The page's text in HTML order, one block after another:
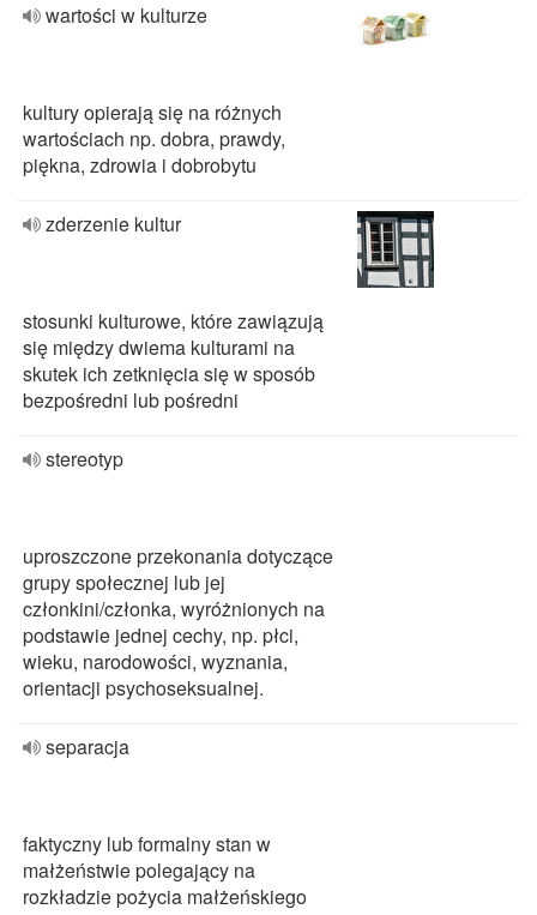
wartości w kulturze
kultury opierają się na różnych
wartościach np. dobra, prawdy,
piękna, zdrowia i dobrobytu
zderzenie kultur
stosunki kulturowe, które zawiązują
się między dwiema kulturami na
skutek ich zetknięcia się w sposób
bezpośredni lub pośredni
stereotyp
uproszczone przekonania dotyczące
grupy społecznej lub jej
członkini/członka, wyróżnionych na
podstawie jednej cechy, np. płci,
wieku, narodowości, wyznania,
orientacji psychoseksualnej.
separacja
faktyczny lub formalny stan w
małżeństwie polegający na
rozkładzie pożycia małżeńskiego